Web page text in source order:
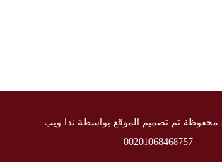
محفوظة تم تصميم الموقع بواسطة ندا ويب
00201068468757